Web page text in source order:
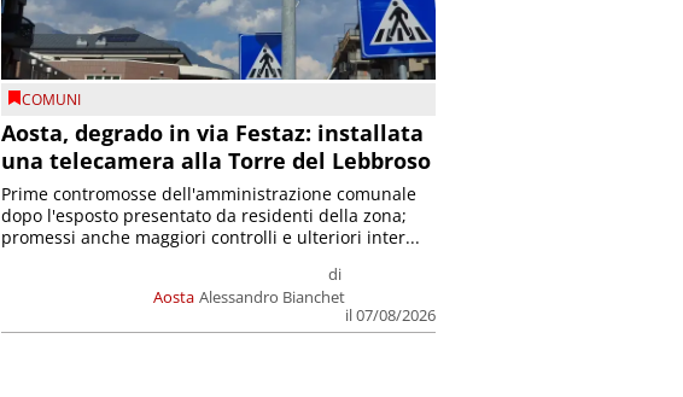
COMUNI
Aosta, degrado in via Festaz: installata
una telecamera alla Torre del Lebbroso
Aosta
di
Alessandro Bianchet
il 07/08/2026
Prime contromosse dell'amministrazione comunale
dopo l'esposto presentato da residenti della zona;
promessi anche maggiori controlli e ulteriori inter...